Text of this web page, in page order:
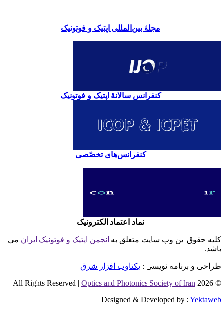
مجلۀ بین‌المللی اپتیک و فوتونیک
کنفرانس سالانۀ اپتیک و فوتونیک
کنفرانس‌های تخصّصی
نماد اعتماد الکترونیک
حقوق این وب سایت متعلق بهانجمن اپتیک و فوتونیک ایران می
و برنامه نویسی : یکتاوب افزار شرق
©
Optics and Photonics Society of Iran
Designed & Developed by :